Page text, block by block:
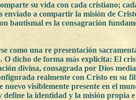
su vida con cada cristiano;
enviado a compartir la misión de
bautismal es la consagración
como una re presentación
dicho de forma más explícita: El
divina, consagrada por Dios
realmente con Cristo en su
visiblemente presente en el
define la identidad y la misión propia